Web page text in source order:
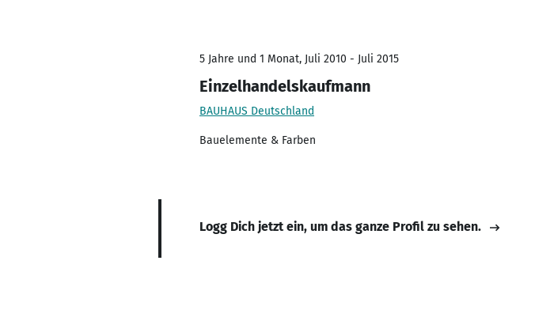
5 Jahre und 1 Monat, Juli 2010 - Juli 2015
Einzelhandelskaufmann
BAUHAUS Deutschland
Bauelemente & Farben
Logg Dich jetzt ein, um das ganze Profil zu sehen.